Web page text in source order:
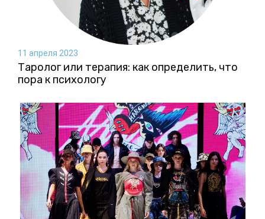
11 апреля 2023
Таролог или терапия: как определить, что
пора к психологу